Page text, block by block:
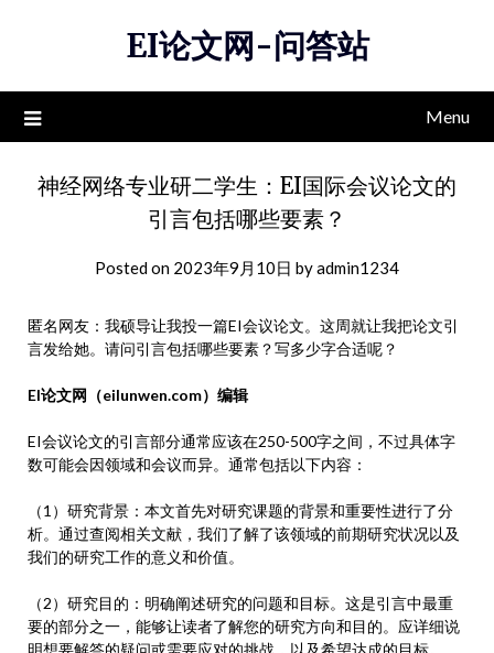
EI论文网-问答站
Menu
神经网络专业研二学生：EI国际会议论文的
引言包括哪些要素？
Posted on 2023年9月10日 byadmin1234
匿名网友：我硕导让我投一篇EI会议论文。这周就让我把论文引
言发给她。请问引言包括哪些要素？写多少字合适呢？
EI论文网（eilunwen.com）编辑
EI会议论文的引言部分通常应该在250-500字之间，不过具体字
数可能会因领域和会议而异。通常包括以下内容：
（1）研究背景：本文首先对研究课题的背景和重要性进行了分
析。通过查阅相关文献，我们了解了该领域的前期研究状况以及
我们的研究工作的意义和价值。
（2）研究目的：明确阐述研究的问题和目标。这是引言中最重
要的部分之一，能够让读者了解您的研究方向和目的。应详细说
明想要解答的疑问或需要应对的挑战，以及希望达成的目标。